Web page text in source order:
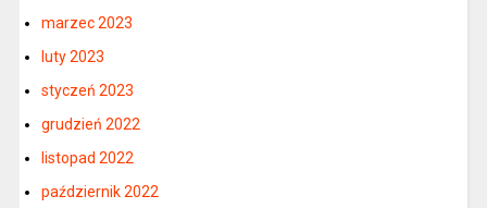
marzec 2023
luty 2023
styczeń 2023
grudzień 2022
listopad 2022
październik 2022